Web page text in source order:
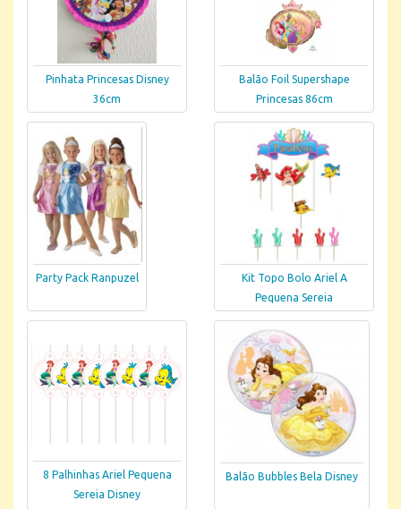
Pinhata Princesas Disney
36cm
Balão Foil Supershape
Princesas 86cm
Party Pack Ranpuzel
Kit Topo Bolo Ariel A
Pequena Sereia
8 Palhinhas Ariel Pequena
Sereia Disney
Balão Bubbles Bela Disney